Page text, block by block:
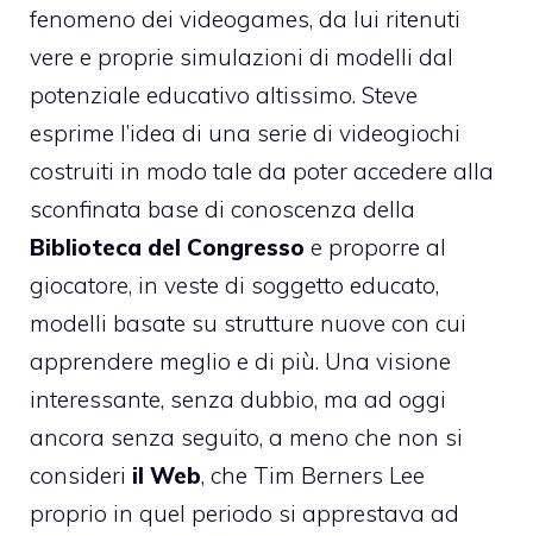
fenomeno dei videogames, da lui ritenuti
vere e proprie simulazioni di modelli dal
potenziale educativo altissimo. Steve
esprime l’idea di una serie di videogiochi
costruiti in modo tale da poter accedere alla
sconfinata base di conoscenza della
Biblioteca del Congresso e proporre al
giocatore, in veste di soggetto educato,
modelli basate su strutture nuove con cui
apprendere meglio e di più. Una visione
interessante, senza dubbio, ma ad oggi
ancora senza seguito, a meno che non si
consideri il Web, che Tim Berners Lee
proprio in quel periodo si apprestava ad